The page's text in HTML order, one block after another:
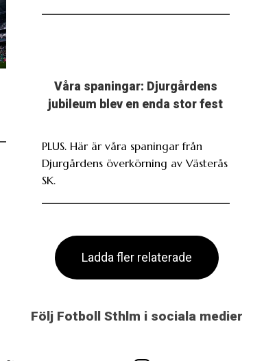
Våra spaningar: Djurgårdens
jubileum blev en enda stor fest
PLUS. Här är våra spaningar från
Djurgårdens överkörning av Västerås
SK.
Ladda fler relaterade
Följ Fotboll Sthlm i sociala medier